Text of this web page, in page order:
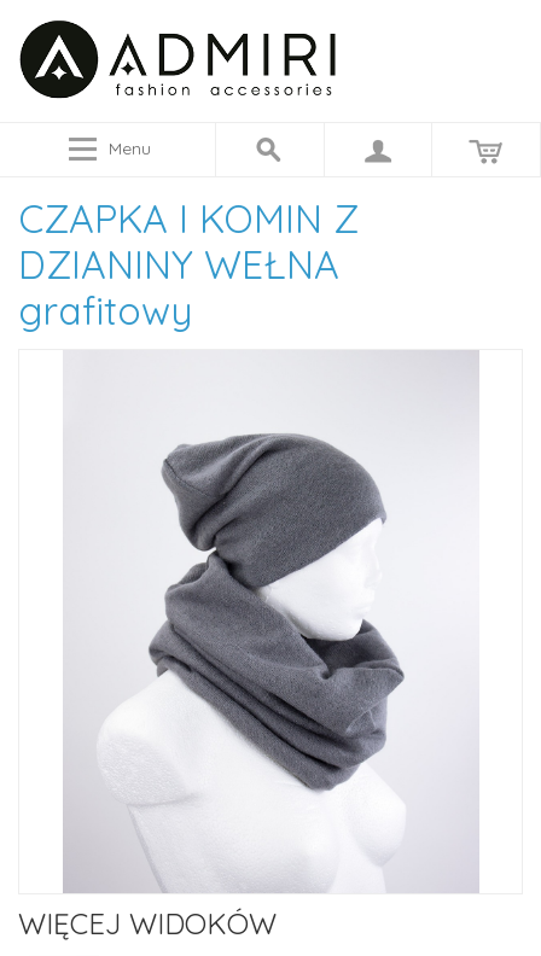
Menu
CZAPKA I KOMIN Z
DZIANINY WEŁNA
grafitowy
WIĘCEJ WIDOKÓW